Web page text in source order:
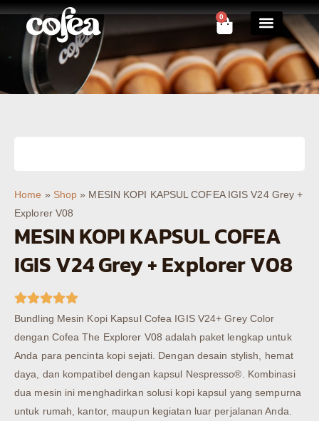
0
Home » Shop » MESIN KOPI KAPSUL COFEA IGIS V24 Grey +
Explorer V08
MESIN KOPI KAPSUL COFEA
IGIS V24 Grey + Explorer V08
Bundling Mesin Kopi Kapsul Cofea IGIS V24+ Grey Color
dengan Cofea The Explorer V08 adalah paket lengkap untuk
Anda para pencinta kopi sejati. Dengan desain stylish, hemat
daya, dan kompatibel dengan kapsul Nespresso®. Kombinasi
dua mesin ini menghadirkan solusi kopi kapsul yang sempurna
untuk rumah, kantor, maupun kegiatan luar perjalanan Anda.